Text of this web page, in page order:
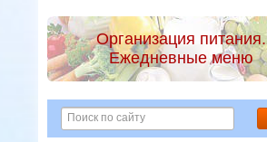
Организация питания.
Ежедневные меню